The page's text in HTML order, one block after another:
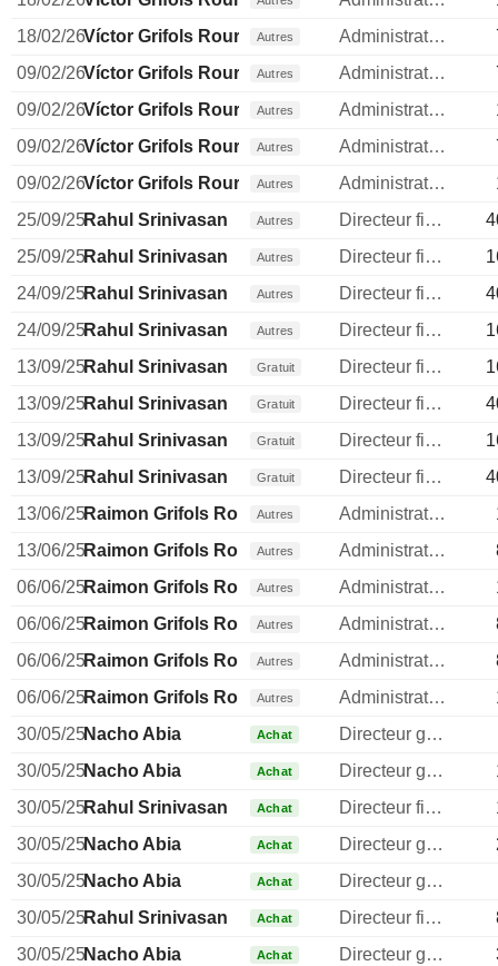
18/02/26Víctor Grifols Roura Autres Administrateur
09/02/26Víctor Grifols Roura Autres Administrateur
09/02/26Víctor Grifols Roura Autres Administrateur
09/02/26Víctor Grifols Roura Autres Administrateur
09/02/26Víctor Grifols Roura Autres Administrateur
25/09/25Rahul Srinivasan Autres Directeur financier
25/09/25Rahul Srinivasan Autres Directeur financier
24/09/25Rahul Srinivasan Autres Directeur financier
24/09/25Rahul Srinivasan Autres Directeur financier
13/09/25Rahul Srinivasan Gratuit Directeur financier
13/09/25Rahul Srinivasan Gratuit Directeur financier
13/09/25Rahul Srinivasan Gratuit Directeur financier
13/09/25Rahul Srinivasan Gratuit Directeur financier
13/06/25Raimon Grifols RouraAutres Administrateur
13/06/25Raimon Grifols RouraAutres Administrateur
06/06/25Raimon Grifols RouraAutres Administrateur
06/06/25Raimon Grifols RouraAutres Administrateur
06/06/25Raimon Grifols RouraAutres Administrateur
06/06/25Raimon Grifols RouraAutres Administrateur
30/05/25Nacho Abia Achat
Directeur general
30/05/25Nacho Abia Achat Directeur general
30/05/25Rahul Srinivasan Achat Directeur financier
30/05/25Nacho Abia Achat Directeur general
30/05/25Nacho Abia Achat
Directeur general
30/05/25Rahul Srinivasan Achat Directeur financier
30/05/25Nacho Abia Achat Directeur general